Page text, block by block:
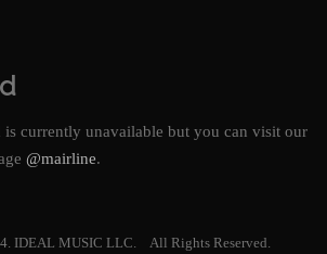
is currently unavailable but you can visit our
@mairline.
IDEAL MUSIC LLC. All Rights Reserved.